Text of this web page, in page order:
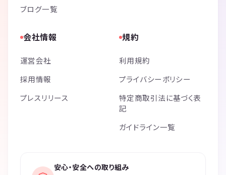
ブログ一覧
会社情報
運営会社
採用情報
プレスリリース
規約
利用規約
プライバシーポリシー
特定商取引法に基づく表
記
ガイドライン一覧
安心・安全への取り組み